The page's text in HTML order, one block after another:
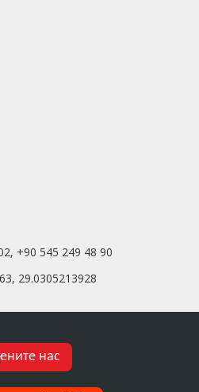
+90 545 249 48 90
29.0305213928
нас